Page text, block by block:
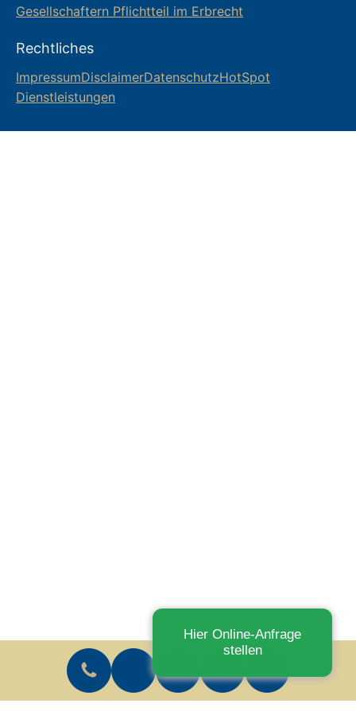
Gesellschaftern Pflichtteil im Erbrecht
Rechtliches
ImpressumDisclaimerDatenschutzHotSpot
Dienstleistungen
Hier Online-Anfrage
stellen